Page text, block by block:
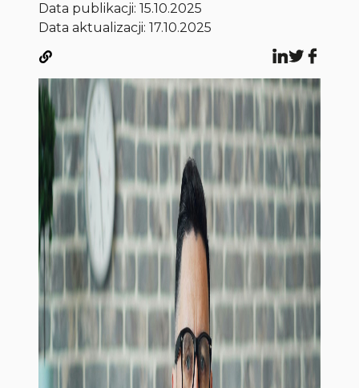
Data publikacji:15.10.2025
Data aktualizacji: 17.10.2025